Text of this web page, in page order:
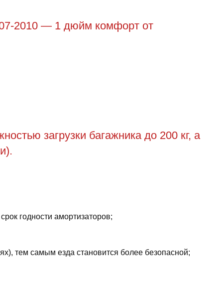
2010 — 1 дюйм комфорт от
загрузки багажника до 200 кг, а
годности амортизаторов;
тем самым езда становится более безопасной;